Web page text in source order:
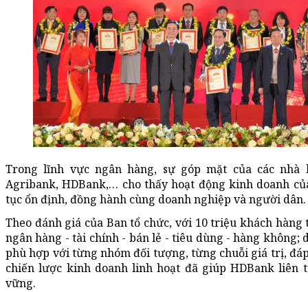
Trong lĩnh vực ngân hàng, sự góp mặt của các nhà
Agribank, HDBank,… cho thấy hoạt động kinh doanh
tục ổn định, đồng hành cùng doanh nghiệp và người dân.
Theo đánh giá của Ban tổ chức, với 10 triệu khách
ngân hàng - tài chính - bán lẻ - tiêu dùng - hàng không;
phù hợp với từng nhóm đối tượng, từng chuỗi giá trị,
chiến lược kinh doanh linh hoạt đã giúp HDBank liên
vững.